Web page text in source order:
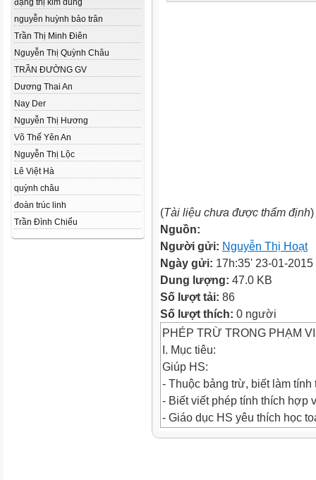
đặng thị kim dung
nguyễn huỳnh bảo trân
Trần Thị Minh Điên
Nguyễn Thị Quỳnh Châu
TRẦN ĐƯỜNG GV
Dương Thai An
Nay Der
Nguyễn Thị Hương
Võ Thế Yên An
Nguyễn Thị Lộc
Lê Việt Hà
quỳnh châu
đoàn trúc linh
Trần Đình Chiểu
(Tài liệu chưa được thẩm định)
Nguồn:
Người gửi: Nguyễn Thị Hoạt
Ngày gửi: 17h:35' 23-01-2015
Dung lượng: 47.0 KB
Số lượt tải: 86
Số lượt thích: 0 người
PHÉP TRỪ TRONG PHẠM
I. Mục tiêu:
Giúp HS:
- Thuộc bảng trừ, biết làm tính
- Biết viết phép tính thích hợp
- Giáo dục HS yêu thích học